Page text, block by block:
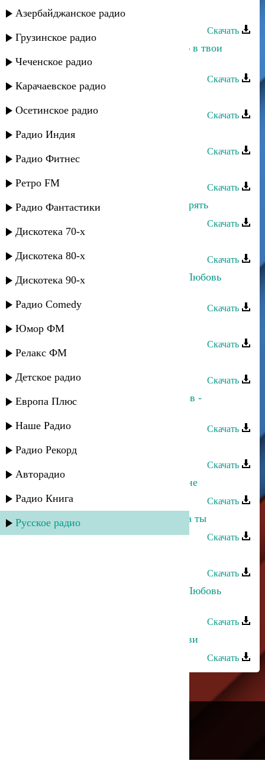
Азербайджанское радио
Грузинское радио
Чеченское радио
Карачаевское радио
Осетинское радио
Радио Индия
Радио Фитнес
Ретро FM
Радио Фантастики
Дискотека 70-х
Дискотека 80-х
Дискотека 90-х
Радио Comedy
Юмор ФМ
Релакс ФМ
Детское радио
Европа Плюс
Наше Радио
Радио Рекорд
Авторадио
Радио Книга
Русское радио
Хасбулат Рахманов - Нуришка
Скачать
Хасбулат Рахманов - Когда смотрю в твои
глаза
Скачать
Скачать
Хасбулат Рахманов - Море
Скачать
Скачать
Ринат Каримов - Я не хочу тебя терять
Скачать
Скачать
Хасбулат Рахманов и Марианна - Любовь
Скачать
Фатима - Я не хочу тебя терять
Скачать
Скачать
Хасбулат Рахманов и Сёма Семенов -
Продолжаю жить
Скачать
Хасбулат Рахманов - Ты далеко
Скачать
Хасбулат Рахманов - Помни обо мне
Скачать
Хасбулат Рахманов - О,еслиб знала ты
Скачать
Скачать
Хасбулат Рахманов и Марианна - Любовь
Скачать
Хасбулат Рахманов - История любви
Скачать